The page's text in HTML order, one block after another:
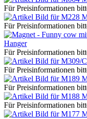
Für Preisinformationen
Für Preisinformationen
Hanger
Für Preisinformationen
Für Preisinformationen
Für Preisinformationen
Für Preisinformationen